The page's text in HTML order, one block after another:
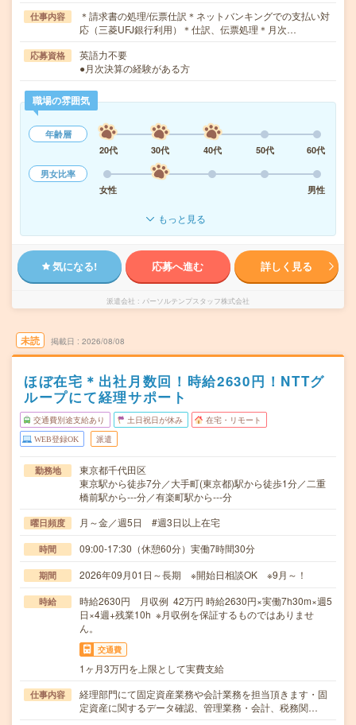
仕事内容
＊請求書の処理/伝票仕訳＊ネットバンキングでの支払い対
応（三菱UFJ銀行利用）＊仕訳、伝票処理＊月次…
応募資格
英語力不要
●月次決算の経験がある方
職場の雰囲気
年齢層
20代
30代 40代 50代
60代
男女比率
女性
男性
もっと見る
気になる! 応募へ進む 詳しく見る
派遣会社 パーソルテンプスタッフ株式会社
未読 掲載日 2026/08/08
ほぼ在宅＊出社月数回！時給2630円！NTTグ
ループにて経理サポート
交通費別途支給あり 土日祝日が休み 在宅・リモート
WEB登録OK 派遣
勤務地
東京都千代田区
東京駅から徒歩7分／大手町(東京都)駅から徒歩1分／二重
橋前駅から---分／有楽町駅から---分
曜日頻度 月～金／週5日 #週3日以上在宅
時間 09:00-17:30（休憩60分）実働7時間30分
期間 2026年09月01日～長期 ※開始日相談OK ※9月～！
時給
時給2630円 月収例 42万円 時給2630円×実働7h30m×週5
日×4週+残業10h ※月収例を保証するものではありませ
ん。
交通費
1ヶ月3万円を上限として実費支給
仕事内容
経理部門にて固定資産業務や会計業務を担当頂きます・固
定資産に関するデータ確認、管理業務・会計、税務関…